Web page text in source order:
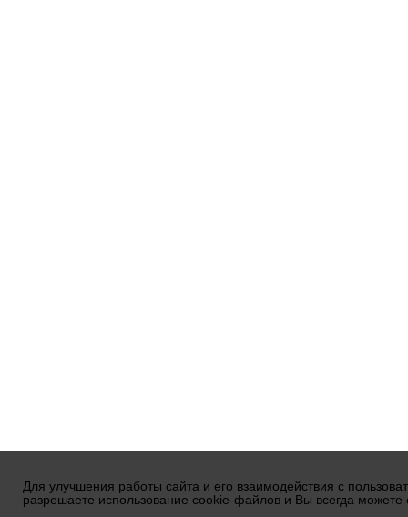
Для улучшения работы сайта и его взаимодействия с
разрешаете использование cookie-файлов и Вы всегда